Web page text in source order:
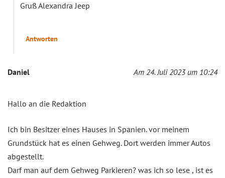
Gruß Alexandra Jeep
Antworten
Daniel Am 24. Juli 2023 um 10:24
Hallo an die Redaktion
Ich bin Besitzer eines Hauses in Spanien. vor meinem
Grundstück hat es einen Gehweg. Dort werden immer Autos
abgestellt.
Darf man auf dem Gehweg Parkieren? was ich so lese , ist es